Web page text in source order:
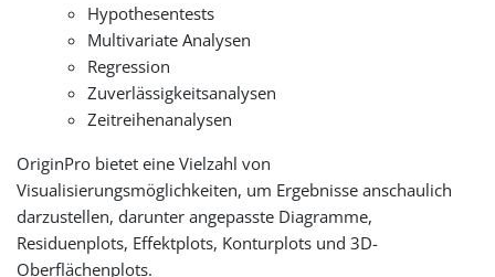
Hypothesentests
Multivariate Analysen
Regression
Zuverlässigkeitsanalysen
Zeitreihenanalysen
OriginPro bietet eine Vielzahl von
Visualisierungsmöglichkeiten, um Ergebnisse anschaulich
darzustellen, darunter angepasste Diagramme,
Residuenplots, Effektplots, Konturplots und 3D-
Oberflächenplots.